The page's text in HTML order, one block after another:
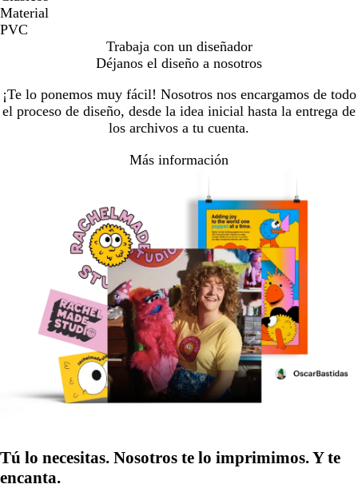
Material
PVC
Trabaja con un diseñador
Déjanos el diseño a nosotros
¡Te lo ponemos muy fácil! Nosotros nos encargamos de todo
el proceso de diseño, desde la idea inicial hasta la entrega de
los archivos a tu cuenta.
Más información
Tú lo necesitas. Nosotros te lo imprimimos. Y te
encanta.